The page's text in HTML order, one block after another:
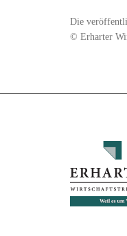
Die
© Erharter